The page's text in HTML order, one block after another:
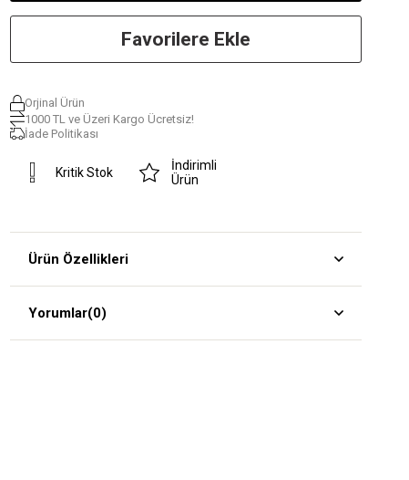
Favorilere Ekle
Orjinal Ürün
1000 TL ve Üzeri Kargo Ücretsiz!
İade Politikası
Kritik Stok
İndirimli
Ürün
Ürün Özellikleri
Yorumlar(0)